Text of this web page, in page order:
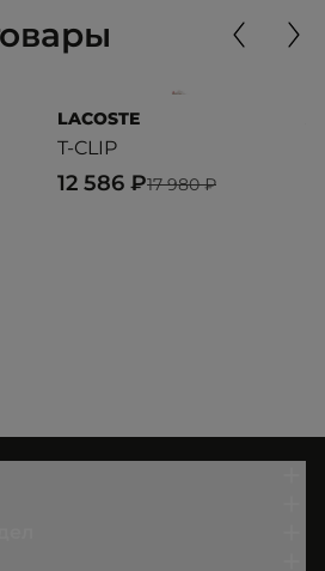
LACOSTE
T-CLIP
17 980 ₽
12 586 ₽